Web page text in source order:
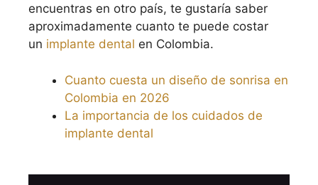
encuentras en otro país, te gustaría saber
aproximadamente cuanto te puede costar
un implante dental en Colombia.
Cuanto cuesta un diseño de sonrisa en
Colombia en 2026
La importancia de los cuidados de
implante dental